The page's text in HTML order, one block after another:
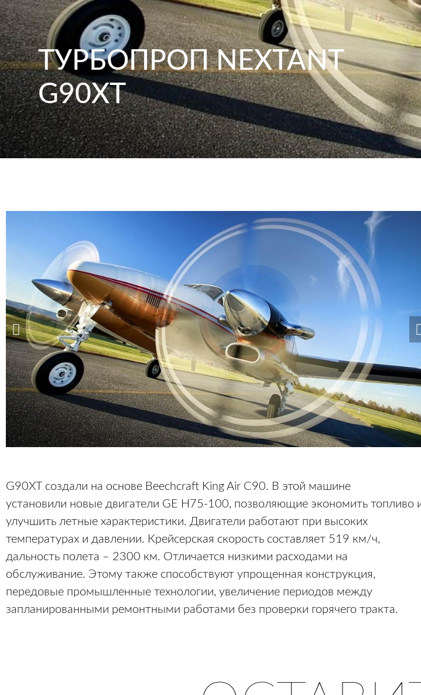
ТУРБОПРОП NEXTANT
G90XT
G90XT создали на основе Beechcraft King Air C90. В этой машине
установили новые двигатели GE H75-100, позволяющие экономить топливо
улучшить летные характеристики. Двигатели работают при высоких
температурах и давлении. Крейсерская скорость составляет 519 км/ч,
дальность полета – 2300 км. Отличается низкими расходами на
обслуживание. Этому также способствуют упрощенная конструкция,
передовые промышленные технологии, увеличение периодов между
запланированными ремонтными работами без проверки горячего тракта.